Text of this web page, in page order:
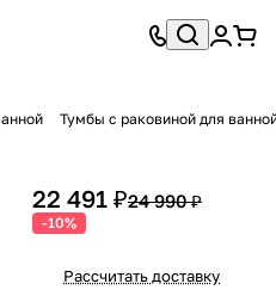
Тумбы с раковиной для
22 491 ₽24 990 ₽
-10%
Рассчитать доставку